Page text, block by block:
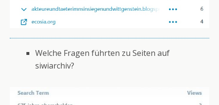
Welche Fragen führten zu Seiten auf
siwiarchiv?